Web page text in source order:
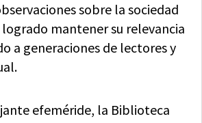
sobre la sociedad
mantener su relevancia
a generaciones de lectores y
efeméride, la Biblioteca